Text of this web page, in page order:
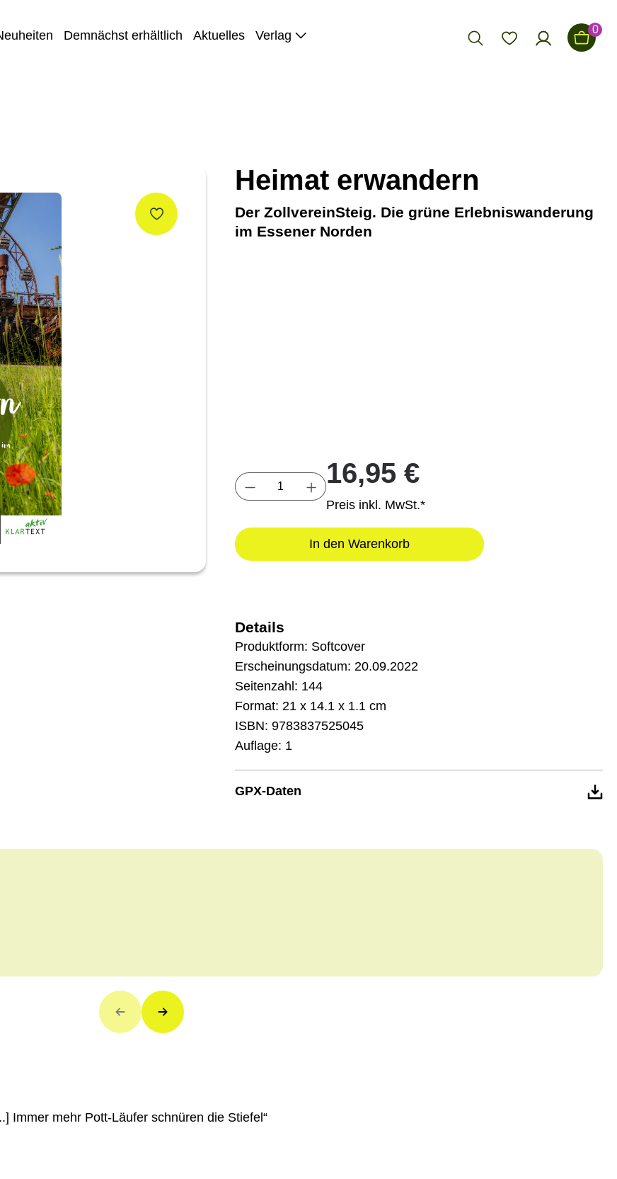
Demnächst erhältlich Aktuelles Verlag 0
Heimat erwandern
Der ZollvereinSteig. Die grüne Erlebniswanderung
im Essener Norden
Produkt Anzahl: Gib den gewünschten Wert ein
16,95 €
Preis inkl. MwSt.*
In den Warenkorb
Details
Produktform: Softcover
Erscheinungsdatum: 20.09.2022
Seitenzahl: 144
Format: 21 x 14.1 x 1.1 cm
ISBN: 9783837525045
Auflage: 1
GPX-Daten
Immer mehr Pott-Läufer schnüren die Stiefel“